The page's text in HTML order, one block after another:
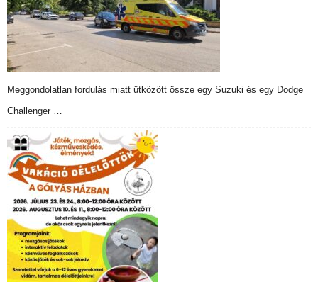
Meggondolatlan fordulás miatt ütközött össze egy Suzuki és egy Dodge
Challenger …